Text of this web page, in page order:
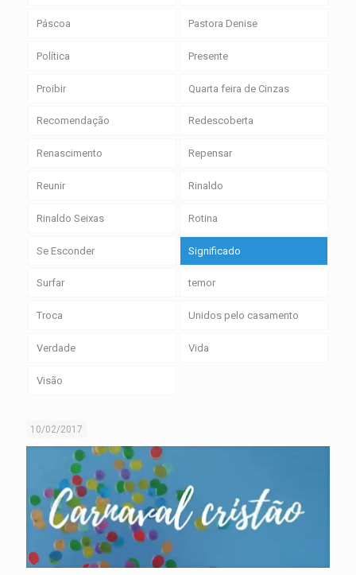
Páscoa Pastora Denise
Política Presente
Proibir Quarta feira de Cinzas
Recomendação Redescoberta
Renascimento Repensar
Reunir Rinaldo
Rinaldo Seixas Rotina
Se Esconder Significado
Surfar temor
Troca Unidos pelo casamento
Verdade Vida
Visão
10/02/2017